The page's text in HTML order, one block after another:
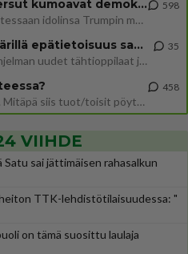
Jos SDP ei voita reilusti, persut kumoavat demokratian Suomesta
Näin tekisi ainakin Rydman seuratessaan idolinsa Trumpin mallia https://www.is.fi/politiikka/art-2000012187244.html
598
Uuden TTK-juontajan ympärillä epätietoisuus sakenee - Nyt MTV hämmentää soppaa
TTK tulee taas tänä syksynä. Ohjelman uudet tähtioppilaat julkistetaan torstaina 6. elokuuta klo 14 alkavassa lehdistö
35
Siinäpä se kysymys on otsikossa. Mitäpä siis tuot/toisit pöytään parisuhteessa? Oletko mies vai nainen? Koetko sen mitä
458
VIIHDE
sai jättimäisen rahasalkun
TTK-lehdistötilaisuudessa: "
on tämä suosittu laulaja